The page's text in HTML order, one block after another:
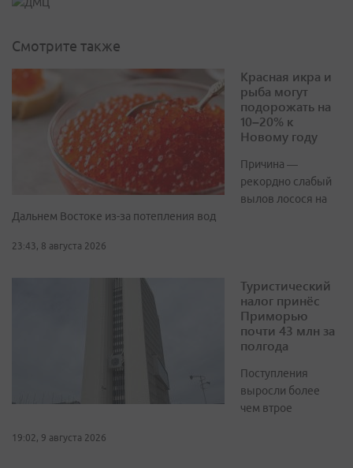
Смотрите также
Красная икра и
рыба могут
подорожать на
10–20% к
Новому году
Причина —
рекордно слабый
вылов лосося на
Дальнем Востоке из-за потепления вод
23:43, 8 августа 2026
Туристический
налог принёс
Приморью
почти 43 млн за
полгода
Поступления
выросли более
чем втрое
19:02, 9 августа 2026